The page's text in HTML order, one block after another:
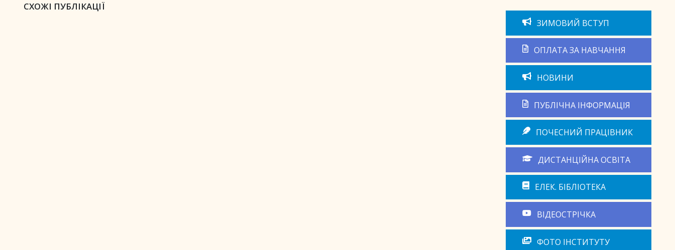
СХОЖІ ПУБЛІКАЦІЇ
ЗИМОВИЙ ВСТУП
ОПЛАТА ЗА НАВЧАННЯ
НОВИНИ
ПУБЛІЧНА ІНФОРМАЦІЯ
ПОЧЕСНИЙ ПРАЦІВНИК
ДИСТАНЦІЙНА ОСВІТА
ЕЛЕК. БІБЛІОТЕКА
ВІДЕОСТРІЧКА
ФОТО ІНСТИТУТУ